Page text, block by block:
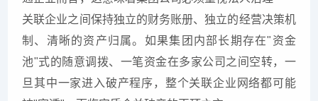
关联企业之间保持独立的财务账册、独立的经营决策机
制、清晰的资产归属。如果集团内部长期存在"资金
池"式的随意调拨、一笔资金在多家公司之间空转，一
旦其中一家进入破产程序，整个关联企业网络都可能